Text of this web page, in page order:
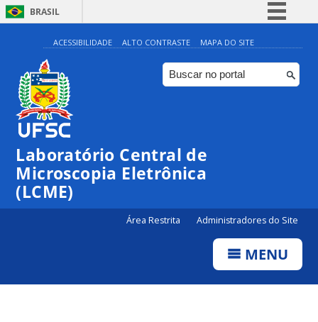
BRASIL
Simplifique!
Comunica BR
Participe
ACESSIBILIDADE ALTO CONTRASTE MAPA DO SITE
Laboratório Central de
Microscopia Eletrônica
(LCME)
Área Restrita Administradores do Site
MENU